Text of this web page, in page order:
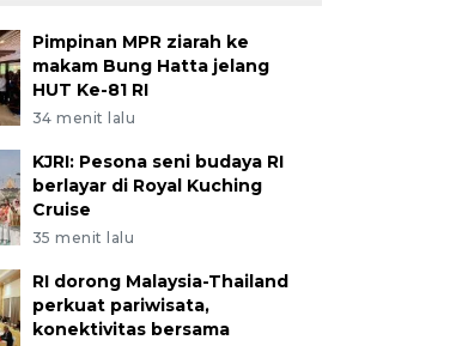
Pimpinan MPR ziarah ke
makam Bung Hatta jelang
HUT Ke-81 RI
34 menit lalu
KJRI: Pesona seni budaya RI
berlayar di Royal Kuching
Cruise
35 menit lalu
RI dorong Malaysia-Thailand
perkuat pariwisata,
konektivitas bersama